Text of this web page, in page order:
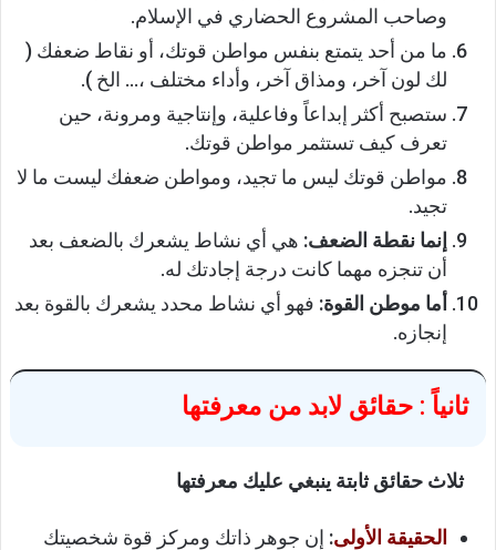
وصاحب المشروع الحضاري في الإسلام.
ما من أحد يتمتع بنفس مواطن قوتك، أو نقاط ضعفك (
لك لون آخر، ومذاق آخر، وأداء مختلف ،… الخ ).
ستصبح أكثر إبداعاً وفاعلية، وإنتاجية ومرونة، حين
تعرف كيف تستثمر مواطن قوتك.
مواطن قوتك ليس ما تجيد، ومواطن ضعفك ليست ما لا
تجيد.
إنما نقطة الضعف: هي أي نشاط يشعرك بالضعف بعد
أن تنجزه مهما كانت درجة إجادتك له.
أما موطن القوة: فهو أي نشاط محدد يشعرك بالقوة بعد
إنجازه.
ثانياً : حقائق لابد من معرفتها
ثلاث حقائق ثابتة ينبغي عليك معرفتها
الحقيقة الأولى: إن جوهر ذاتك ومركز قوة شخصيتك